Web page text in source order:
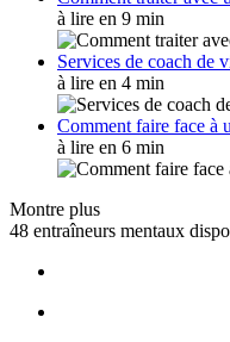
à lire en 9 min
Services de coach de
à lire en 4 min
Comment faire face à
à lire en 6 min
Montre plus
48 entraîneurs mentaux